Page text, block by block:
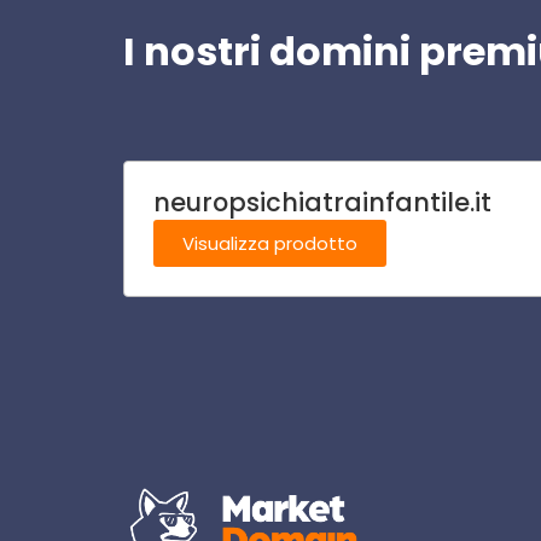
I nostri domini
neuropsichiatrainfantile.it
Visualizza prodotto